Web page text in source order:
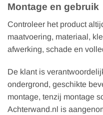
Montage en gebruik
Controleer het product
maatvoering, materiaal,
afwerking, schade en
De klant is
ondergrond, geschikte
montage, tenzij montage
Achterwand.nl is